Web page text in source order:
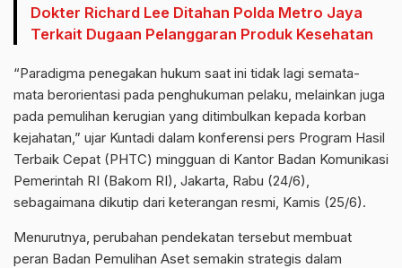
Dokter Richard Lee Ditahan Polda Metro Jaya
Terkait Dugaan Pelanggaran Produk Kesehatan
“Paradigma penegakan hukum saat ini tidak lagi semata-
mata berorientasi pada penghukuman pelaku, melainkan juga
pada pemulihan kerugian yang ditimbulkan kepada korban
kejahatan,” ujar Kuntadi dalam konferensi pers Program Hasil
Terbaik Cepat (PHTC) mingguan di Kantor Badan Komunikasi
Pemerintah RI (Bakom RI), Jakarta, Rabu (24/6),
sebagaimana dikutip dari keterangan resmi, Kamis (25/6).
Menurutnya, perubahan pendekatan tersebut membuat
peran Badan Pemulihan Aset semakin strategis dalam